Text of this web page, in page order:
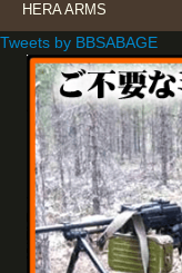
HERA ARMS
Tweets by BBSABAGE